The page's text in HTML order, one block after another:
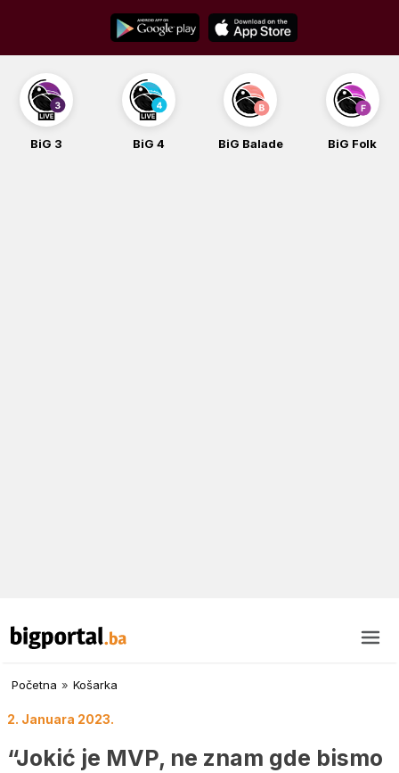
content
BiG 3 BiG 4 BiG Balade BiG Folk
Početna » Košarka
2. Januara 2023.
“Jokić je MVP, ne znam gde bismo